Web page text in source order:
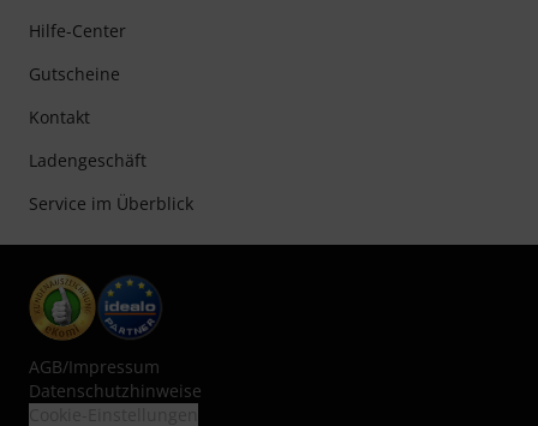
Hilfe-Center
Gutscheine
Kontakt
Ladengeschäft
Service im Überblick
AGB/Impressum
Datenschutzhinweise